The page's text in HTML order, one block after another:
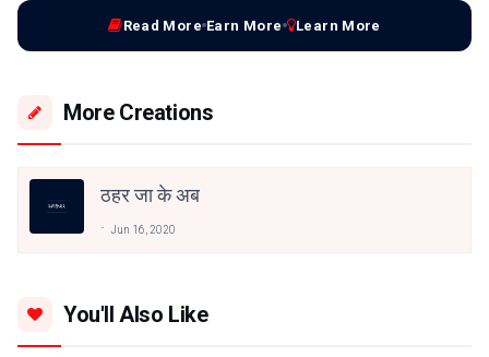
Read More Earn More Learn More
More Creations
ठहर जा के अब
Jun 16, 2020
You'll Also Like